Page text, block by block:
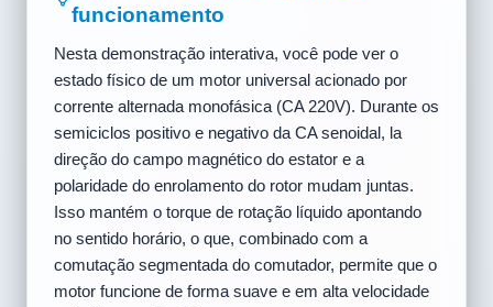
funcionamento
Nesta demonstração interativa, você pode ver o
estado físico de um motor universal acionado por
corrente alternada monofásica (CA 220V). Durante os
semiciclos positivo e negativo da CA senoidal, la
direção do campo magnético do estator e a
polaridade do enrolamento do rotor mudam juntas.
Isso mantém o torque de rotação líquido apontando
no sentido horário, o que, combinado com a
comutação segmentada do comutador, permite que o
motor funcione de forma suave e em alta velocidade